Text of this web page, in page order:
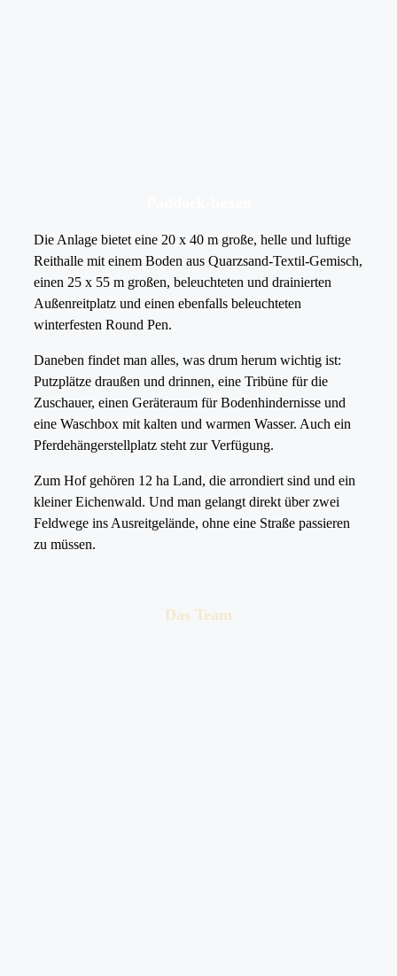
Die Anlage bietet eine 20 x 40 m große, helle und luftige
Reithalle mit einem Boden aus Quarzsand-Textil-Gemisch,
einen 25 x 55 m großen, beleuchteten und drainierten
Außenreitplatz und einen ebenfalls beleuchteten
winterfesten Round Pen.
Daneben findet man alles, was drum herum wichtig ist:
Putzplätze draußen und drinnen, eine Tribüne für die
Zuschauer, einen Geräteraum für Bodenhindernisse und
eine Waschbox mit kalten und warmen Wasser. Auch ein
Pferdehängerstellplatz steht zur Verfügung.
Zum Hof gehören 12 ha Land, die arrondiert sind und ein
kleiner Eichenwald. Und man gelangt direkt über zwei
Feldwege ins Ausreitgelände, ohne eine Straße passieren
zu müssen.
Das Team